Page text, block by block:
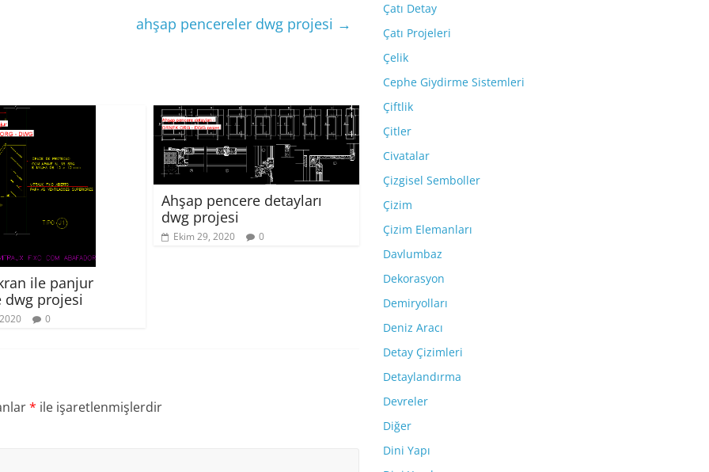
ahşap pencereler dwg projesi →
ile panjur
dwg projesi
0
Ahşap pencere detayları
dwg projesi
Ekim 29, 2020 0
* ile işaretlenmişlerdir
Çatı Detay
Çatı Projeleri
Çelik
Cephe Giydirme Sistemleri
Çiftlik
Çitler
Civatalar
Çizgisel Semboller
Çizim
Çizim Elemanları
Davlumbaz
Dekorasyon
Demiryolları
Deniz Aracı
Detay Çizimleri
Detaylandırma
Devreler
Diğer
Dini Yapı